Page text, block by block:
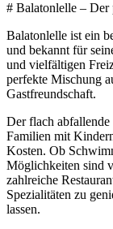
# Balatonlelle – Der
Balatonlelle ist ein
und bekannt für
und vielfältigen
perfekte Mischung
Gastfreundschaft.
Der flach
Familien mit
Kosten. Ob
Möglichkeiten sind
zahlreiche
Spezialitäten zu
lassen.